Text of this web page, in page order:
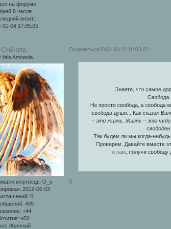
на форуме:
8 часов
визит:
01-04 17:05:05
Поделиться2012-10-22 18:03:02
Сибилла
little Amnesia
мертвецы О_о
: 2012-06-03
0
495
+44
+50
Женский
Знаете, что самое
Свобода.
Не просто свобода, а свобода
свобода души... Как сказал
– это жизнь. Жизнь – это
свободен.
Так будем ли мы когда-
Проверим. Давайте вместе
кнам , получи
0